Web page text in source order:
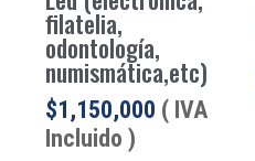
filatelia,
odontología,
numismática,etc)
$1,150,000 ( IVA
Incluido )